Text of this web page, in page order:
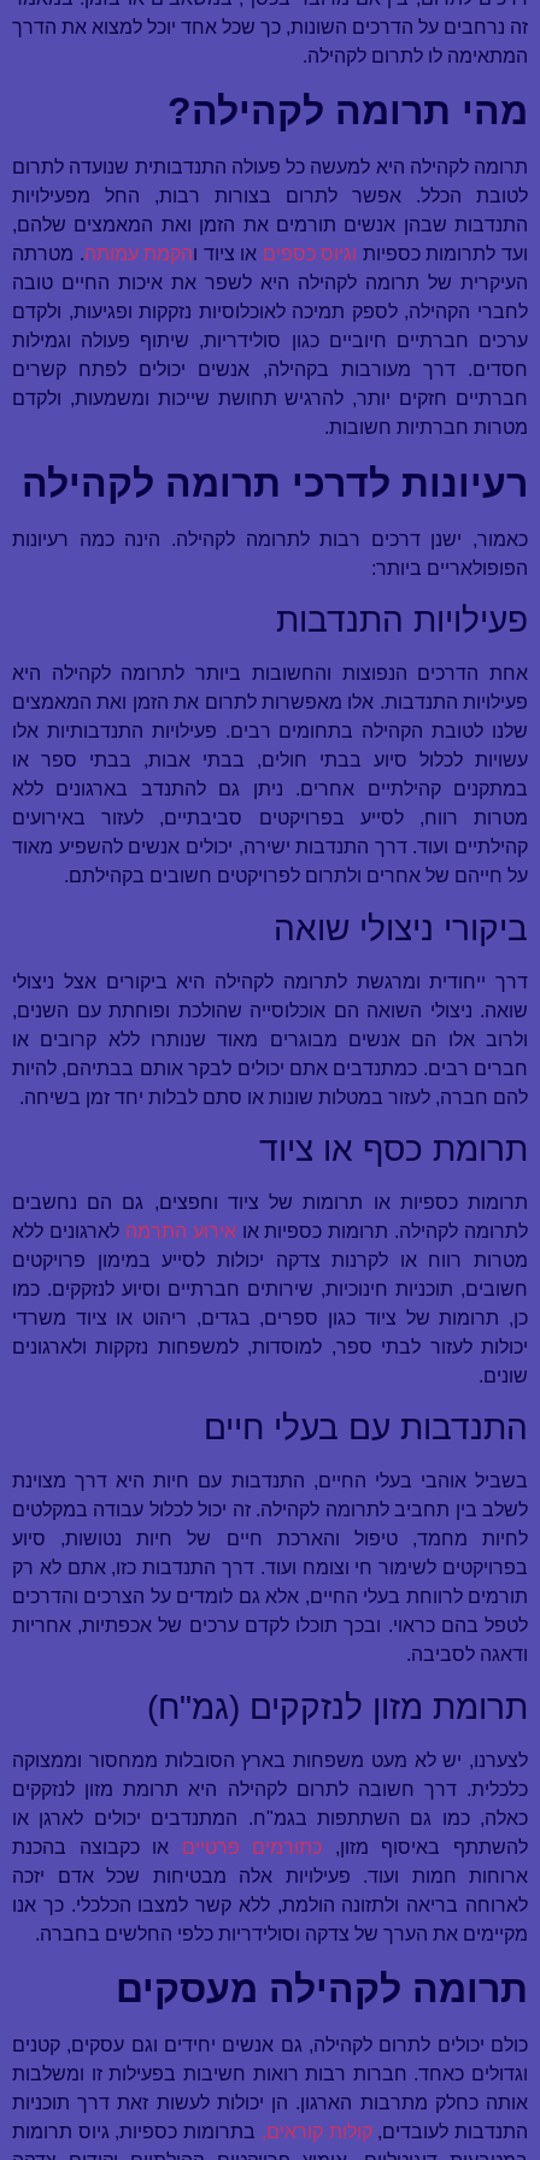
זה נרחבים על הדרכים השונות, כך שכל אחד יוכל למצוא את הדרך
המתאימה לו לתרום לקהילה.
מהי תרומה לקהילה?
תרומה לקהילה היא למעשה כל פעולה התנדבותית שנועדה לתרום
לטובת הכלל. אפשר לתרום בצורות רבות, החל מפעילויות
התנדבות שבהן אנשים תורמים את הזמן ואת המאמצים שלהם,
ועד לתרומות כספיות וגיוס כספים או ציוד והקמת עמותה. מטרתה
העיקרית של תרומה לקהילה היא לשפר את איכות החיים טובה
לחברי הקהילה, לספק תמיכה לאוכלוסיות נזקקות ופגיעות, ולקדם
ערכים חברתיים חיוביים כגון סולידריות, שיתוף פעולה וגמילות
חסדים. דרך מעורבות בקהילה, אנשים יכולים לפתח קשרים
חברתיים חזקים יותר, להרגיש תחושת שייכות ומשמעות, ולקדם
מטרות חברתיות חשובות.
רעיונות לדרכי תרומה לקהילה
כאמור, ישנן דרכים רבות לתרומה לקהילה. הינה כמה רעיונות
הפופולאריים ביותר:
פעילויות התנדבות
אחת הדרכים הנפוצות והחשובות ביותר לתרומה לקהילה היא
פעילויות התנדבות. אלו מאפשרות לתרום את הזמן ואת המאמצים
שלנו לטובת הקהילה בתחומים רבים. פעילויות התנדבותיות אלו
עשויות לכלול סיוע בבתי חולים, בבתי אבות, בבתי ספר או
במתקנים קהילתיים אחרים. ניתן גם להתנדב בארגונים ללא
מטרות רווח, לסייע בפרויקטים סביבתיים, לעזור באירועים
קהילתיים ועוד. דרך התנדבות ישירה, יכולים אנשים להשפיע מאוד
על חייהם של אחרים ולתרום לפרויקטים חשובים בקהילתם.
ביקורי ניצולי שואה
דרך ייחודית ומרגשת לתרומה לקהילה היא ביקורים אצל ניצולי
שואה. ניצולי השואה הם אוכלוסייה שהולכת ופוחתת עם השנים,
ולרוב אלו הם אנשים מבוגרים מאוד שנותרו ללא קרובים או
חברים רבים. כמתנדבים אתם יכולים לבקר אותם בבתיהם, להיות
להם חברה, לעזור במטלות שונות או סתם לבלות יחד זמן בשיחה.
תרומת כסף או ציוד
תרומות כספיות או תרומות של ציוד וחפצים, גם הם נחשבים
לתרומה לקהילה. תרומות כספיות אואירוע התרמה לארגונים ללא
מטרות רווח או לקרנות צדקה יכולות לסייע במימון פרויקטים
חשובים, תוכניות חינוכיות, שירותים חברתיים וסיוע לנזקקים. כמו
כן, תרומות של ציוד כגון ספרים, בגדים, ריהוט או ציוד משרדי
יכולות לעזור לבתי ספר, למוסדות, למשפחות נזקקות ולארגונים
שונים.
התנדבות עם בעלי חיים
בשביל אוהבי בעלי החיים, התנדבות עם חיות היא דרך מצוינת
לשלב בין תחביב לתרומה לקהילה. זה יכול לכלול עבודה במקלטים
לחיות מחמד, טיפול והארכת חיים של חיות נטושות, סיוע
בפרויקטים לשימור חי וצומח ועוד. דרך התנדבות כזו, אתם לא רק
תורמים לרווחת בעלי החיים, אלא גם לומדים על הצרכים והדרכים
לטפל בהם כראוי. ובכך תוכלו לקדם ערכים של אכפתיות, אחריות
ודאגה לסביבה.
תרומת מזון לנזקקים (גמ"ח)
לצערנו, יש לא מעט משפחות בארץ הסובלות ממחסור וממצוקה
כלכלית. דרך חשובה לתרום לקהילה היא תרומת מזון לנזקקים
כאלה, כמו גם השתתפות בגמ"ח. המתנדבים יכולים לארגן או
להשתתף באיסוף מזון, כתורמים פרטיים או כקבוצה בהכנת
ארוחות חמות ועוד. פעילויות אלה מבטיחות שכל אדם יזכה
לארוחה בריאה ולתזונה הולמת, ללא קשר למצבו הכלכלי. כך אנו
מקיימים את הערך של צדקה וסולידריות כלפי החלשים בחברה.
תרומה לקהילה מעסקים
כולם יכולים לתרום לקהילה, גם אנשים יחידים וגם עסקים, קטנים
וגדולים כאחד. חברות רבות רואות חשיבות בפעילות זו ומשלבות
אותה כחלק מתרבות הארגון. הן יכולות לעשות זאת דרך תוכניות
התנדבות לעובדים,קולות קוראים, בתרומות כספיות, גיוס תרומות